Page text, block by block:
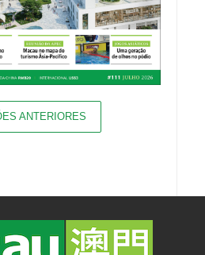
ANTERIORES